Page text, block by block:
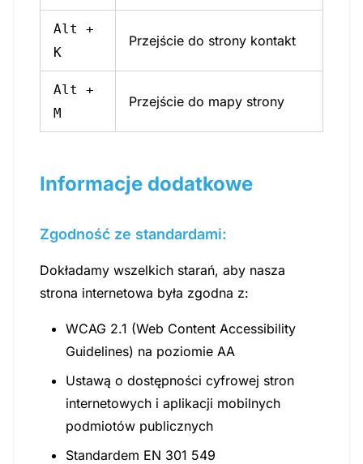
Alt +
K
Przejście do strony kontakt
Alt +
M
Przejście do mapy strony
Informacje dodatkowe
Zgodność ze standardami:
Dokładamy wszelkich starań, aby nasza
strona internetowa była zgodna z:
WCAG 2.1 (Web Content Accessibility
Guidelines) na poziomie AA
Ustawą o dostępności cyfrowej stron
internetowych i aplikacji mobilnych
podmiotów publicznych
Standardem EN 301 549